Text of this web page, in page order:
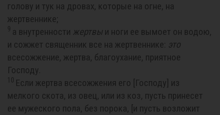
голову и тук на дровах, которые на огне, на
жертвеннике;
9 а внутренности жертвы и ноги ее вымоет он водою,
и сожжет священник все на жертвеннике: это
всесожжение, жертва, благоухание, приятное
Господу.
10 Если жертва всесожжения его [Господу] из
мелкого скота, из овец, или из коз, пусть принесет
ее мужеского пола, без порока, [и пусть возложит